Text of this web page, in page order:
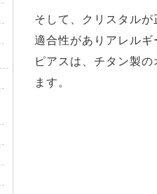
そして、クリスタル
適合性がありアレル
ピアスは、チタン製
ます。